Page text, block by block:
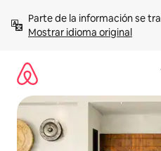
contenidoMostrar idioma original